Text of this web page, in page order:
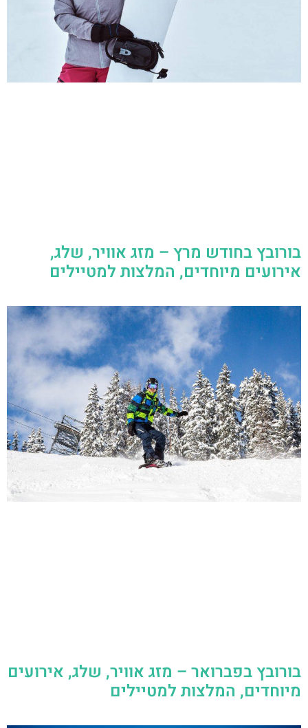
בורובץ בחודש מרץ – מזג אוויר, שלג,
אירועים מיוחדים, המלצות למטיילים
בורובץ בפברואר – מזג אוויר, שלג, אירועים
מיוחדים, המלצות למטיילים